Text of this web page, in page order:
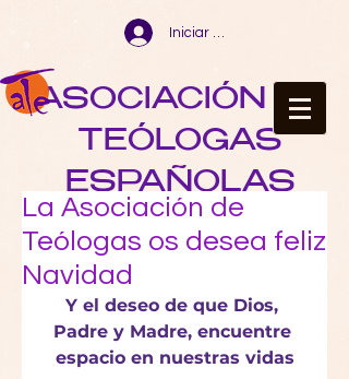
Iniciar sesión
ASOCIACIÓN DE
TEÓLOGAS
ESPAÑOLAS
La Asociación de
Teólogas os desea feliz
Navidad
Y el deseo de que Dios,
Padre y Madre, encuentre
espacio en nuestras vidas